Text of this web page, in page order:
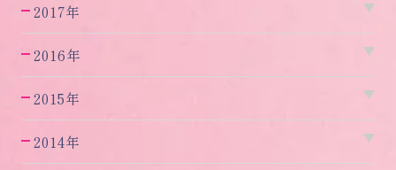
2017年
2016年
2015年
2014年